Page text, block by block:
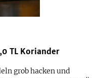
TL Koriander
grob hacken und